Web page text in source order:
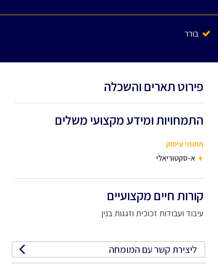
בורר
פירוט תארים והשכלה
התמחויות ומידע מקצועי משלים
תחומי עיסוק
א-סקטוריאלי
קורות חיים מקצועיים
עיבוד ועבודות זכוכית וזגגות בנין
ליצירת קשר עם המומחה